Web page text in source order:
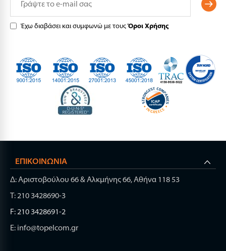
Έχω διαβάσει και συμφωνώ με τουςΌροι Χρήσης
ΕΠΙΚΟΙΝΩΝΊΑ
Δ: Αριστοβούλου 66 & Αλκμήνης 66, Αθήνα 118 53
Τ: 210 3428690-3
F: 210 3428691-2
E: info@topelcom.gr